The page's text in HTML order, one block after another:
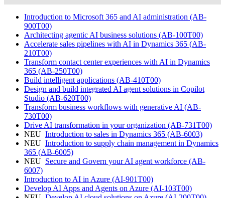
Introduction to Microsoft 365 and AI administration (AB-
900T00)
Architecting agentic AI business solutions (AB-100T00)
Accelerate sales pipelines with AI in Dynamics 365 (AB-
210T00)
Transform contact center experiences with AI in Dynamics
365 (AB-250T00)
Build intelligent applications (AB-410T00)
Design and build integrated AI agent solutions in Copilot
Studio (AB-620T00)
Transform business workflows with generative AI (AB-
730T00)
Drive AI transformation in your organization (AB-731T00)
NEU Introduction to sales in Dynamics 365 (AB-6003)
NEU Introduction to supply chain management in Dynamics
365 (AB-6005)
NEU Secure and Govern your AI agent workforce (AB-
6007)
Introduction to AI in Azure (AI-901T00)
Develop AI Apps and Agents on Azure (AI-103T00)